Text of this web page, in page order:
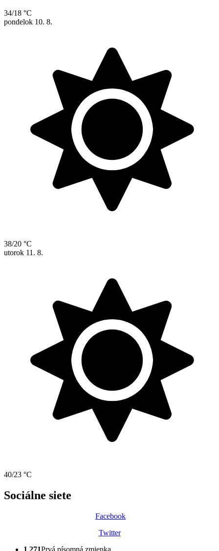
34/18 °C
pondelok 10. 8.
38/20 °C
utorok 11. 8.
40/23 °C
Sociálne siete
Facebook
Twitter